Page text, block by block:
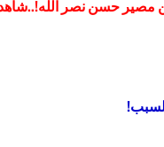
عن مصير حسن نصر